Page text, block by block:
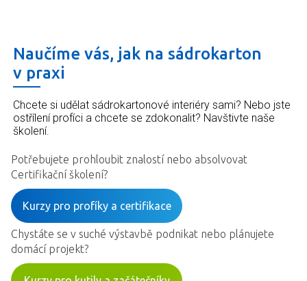
Naučíme vás, jak na sádrokarton
v praxi
Chcete si udělat sádrokartonové interiéry sami? Nebo jste
ostřílení profíci a chcete se zdokonalit? Navštivte naše
školení.
Potřebujete prohloubit znalostí nebo absolvovat
Certifikační školení?
Kurzy pro profíky a certifikace
Chystáte se v suché výstavbě podnikat nebo plánujete
domácí projekt?